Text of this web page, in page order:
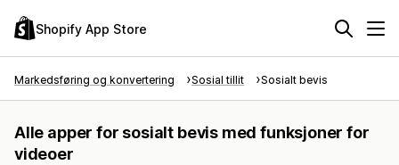
Shopify App Store
Markedsføring og konvertering Sosial tillit Sosialt bevis
Alle apper for sosialt bevis med funksjoner for
videoer